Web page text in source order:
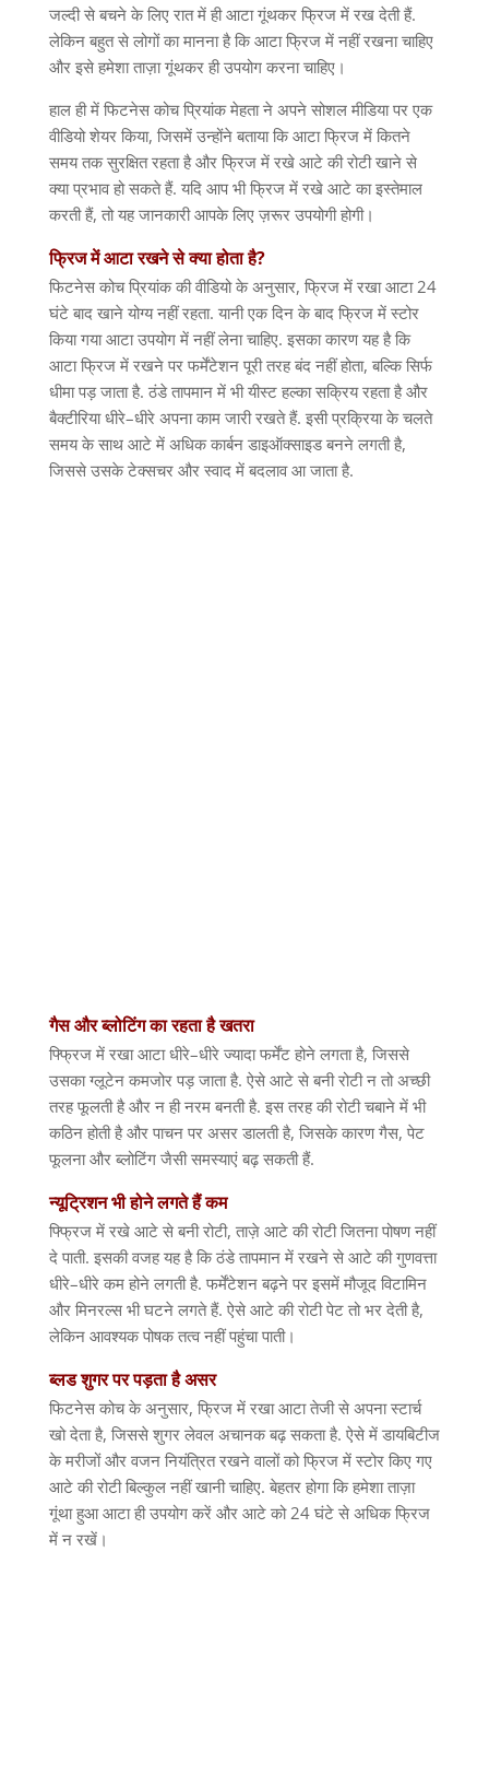
जल्दी से बचने के लिए रात में ही आटा गूंथकर फ्रिज में रख देती हैं.
लेकिन बहुत से लोगों का मानना है कि आटा फ्रिज में नहीं रखना चाहिए
और इसे हमेशा ताज़ा गूंथकर ही उपयोग करना चाहिए।
हाल ही में फिटनेस कोच प्रियांक मेहता ने अपने सोशल मीडिया पर एक
वीडियो शेयर किया, जिसमें उन्होंने बताया कि आटा फ्रिज में कितने
समय तक सुरक्षित रहता है और फ्रिज में रखे आटे की रोटी खाने से
क्या प्रभाव हो सकते हैं. यदि आप भी फ्रिज में रखे आटे का इस्तेमाल
करती हैं, तो यह जानकारी आपके लिए ज़रूर उपयोगी होगी।
फ्रिजमेंआटारखनेसेक्याहोताहै?
फिटनेस कोच प्रियांक की वीडियो के अनुसार, फ्रिज में रखा आटा24
घंटे बाद खाने योग्य नहीं रहता. यानी एक दिन के बाद फ्रिज में स्टोर
किया गया आटा उपयोग में नहीं लेना चाहिए. इसका कारण यह है कि
आटा फ्रिज में रखने पर फर्मेंटेशन पूरी तरह बंद नहीं होता, बल्कि सिर्फ
धीमा पड़ जाता है. ठंडे तापमान में भी यीस्ट हल्का सक्रिय रहता है और
बैक्टीरिया धीरे–धीरे अपना काम जारी रखते हैं. इसी प्रक्रिया के चलते
समय के साथ आटे में अधिक कार्बन डाइऑक्साइड बनने लगती है,
जिससे उसके टेक्सचर और स्वाद में बदलाव आ जाता है.
गैसऔरब्लोटिंगकारहताहैखतरा
फ्फ्रिज में रखा आटा धीरे–धीरे ज्यादा फर्मेंट होने लगता है, जिससे
उसका ग्लूटेन कमजोर पड़ जाता है. ऐसे आटे से बनी रोटी न तो अच्छी
तरह फूलती है और न ही नरम बनती है. इस तरह की रोटी चबाने में भी
कठिन होती है और पाचन पर असर डालती है, जिसके कारण गैस, पेट
फूलना और ब्लोटिंग जैसी समस्याएं बढ़ सकती हैं.
न्यूट्रिशनभीहोनेलगतेहैंकम
फ्फ्रिज में रखे आटे से बनी रोटी, ताज़े आटे की रोटी जितना पोषण नहीं
दे पाती. इसकी वजह यह है कि ठंडे तापमान में रखने से आटे की गुणवत्ता
धीरे–धीरे कम होने लगती है. फर्मेंटेशन बढ़ने पर इसमें मौजूद विटामिन
और मिनरल्स भी घटने लगते हैं. ऐसे आटे की रोटी पेट तो भर देती है,
लेकिन आवश्यक पोषक तत्व नहीं पहुंचा पाती।
ब्लडशुगरपरपड़ताहैअसर
फिटनेस कोच के अनुसार, फ्रिज में रखा आटा तेजी से अपना स्टार्च
खो देता है, जिससे शुगर लेवल अचानक बढ़ सकता है. ऐसे में डायबिटीज
के मरीजों और वजन नियंत्रित रखने वालों को फ्रिज में स्टोर किए गए
आटे की रोटी बिल्कुल नहीं खानी चाहिए. बेहतर होगा कि हमेशा ताज़ा
गूंथा हुआ आटा ही उपयोग करें और आटे को24 घंटे से अधिक फ्रिज
में न रखें।